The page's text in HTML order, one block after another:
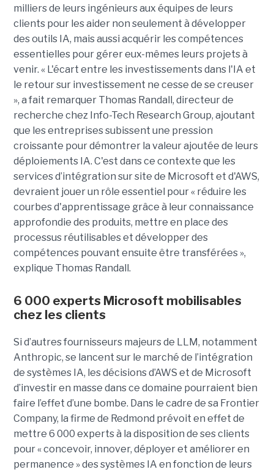
milliers de leurs ingénieurs aux équipes de leurs
clients pour les aider non seulement à développer
des outils IA, mais aussi acquérir les compétences
essentielles pour gérer eux-mêmes leurs projets à
venir. « L'écart entre les investissements dans l'IA et
le retour sur investissement ne cesse de se creuser
», a fait remarquer Thomas Randall, directeur de
recherche chez Info-Tech Research Group, ajoutant
que les entreprises subissent une pression
croissante pour démontrer la valeur ajoutée de leurs
déploiements IA. C'est dans ce contexte que les
services d’intégration sur site de Microsoft et d'AWS,
devraient jouer un rôle essentiel pour « réduire les
courbes d'apprentissage grâce à leur connaissance
approfondie des produits, mettre en place des
processus réutilisables et développer des
compétences pouvant ensuite être transférées »,
explique Thomas Randall.
6 000 experts Microsoft mobilisables
chez les clients
Si d’autres fournisseurs majeurs de LLM, notamment
Anthropic, se lancent sur le marché de l’intégration
de systèmes IA, les décisions d’AWS et de Microsoft
d’investir en masse dans ce domaine pourraient bien
faire l’effet d’une bombe. Dans le cadre de sa Frontier
Company, la firme de Redmond prévoit en effet de
mettre 6 000 experts à la disposition de ses clients
pour « concevoir, innover, déployer et améliorer en
permanence » des systèmes IA en fonction de leurs